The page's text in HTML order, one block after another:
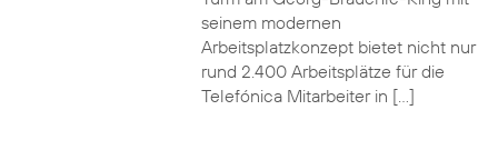
seinem modernen
Arbeitsplatzkonzept bietet nicht nur
rund 2.400 Arbeitsplätze für die
Telefónica Mitarbeiter in […]